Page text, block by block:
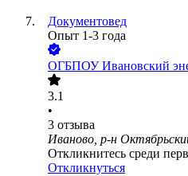
Документовед
Опыт 1-3 года
ОГБПОУ Ивановский
3.1
•
3 отзыва
Иваново, р-н
Откликнитесь среди
Откликнуться